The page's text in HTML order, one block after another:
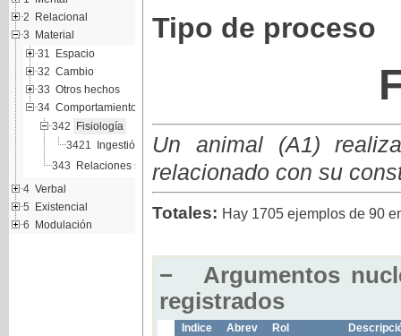
2 Relacional
3 Material
31
Espacio
32 Cambio
33 Otros hechos
34 Comportamiento
342 Fisiología
3421
Ingestión
343 Relaciones sociales
4 Verbal
5 Existencial
6 Modulación
Tipo de proceso
Un animal (A1)
relacionado con su
Totales: Hay 1705 ejemplos de 90
−
Argumentos
registrados
Indice Abrev Rol